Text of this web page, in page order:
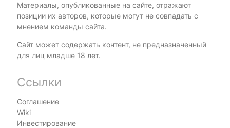
Материалы, опубликованные на сайте, отражают
позиции их авторов, которые могут не совпадать с
мнением команды сайта.
Сайт может содержать контент, не предназначенный
для лиц младше 18 лет.
Ссылки
Соглашение
Wiki
Инвестирование